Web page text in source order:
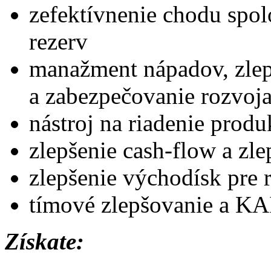
zefektívnenie chodu
rezerv
manažment nápadov,
a zabezpečovanie
nástroj na riadenie
zlepšenie cash-flow a
zlepšenie východísk pre
tímové zlepšovanie a
Získate: